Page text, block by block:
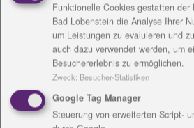
Weil der Neubau mit einem
vom Freistaat Thüringen
Mieter einen
Landratsamt Greiz beantragen
Pflegedienstleiterin Ulrike
in Triebes zu Hause und für die
Unbekannte. Leitet sie doch die
Funktionelle Cookies gestatten
Bad Lobenstein die Analyse Ihrer
um Leistungen zu evaluieren und
auch dazu verwendet werden, um
Besuchererlebnis zu ermöglichen.
Zweck: Besucher-Statistiken
Google Tag Manager
Steuerung von erweiterten Script-